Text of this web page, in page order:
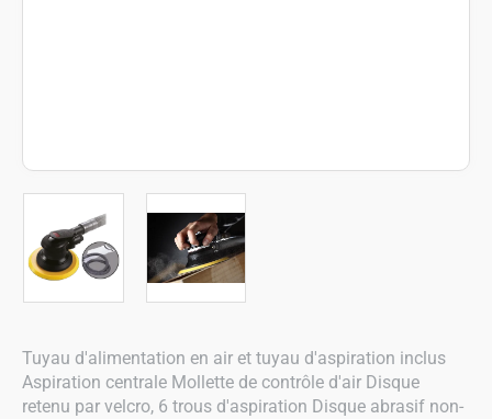
Tuyau d'alimentation en air et tuyau d'aspiration inclus
Aspiration centrale Mollette de contrôle d'air Disque
retenu par velcro, 6 trous d'aspiration Disque abrasif non-